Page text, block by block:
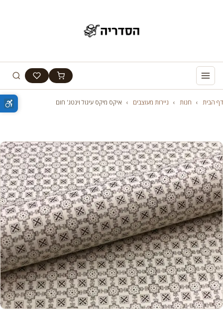
דף הבית › חנות › ניירות מעוצבים › איקס מיקס עיגול וינטג' חום